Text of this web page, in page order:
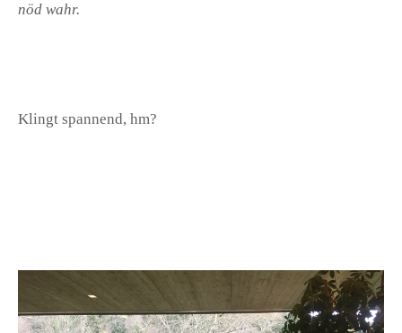
nöd wahr.
Klingt spannend, hm?